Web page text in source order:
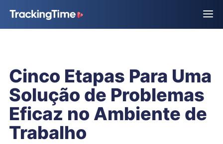
Cinco Etapas Para Uma
Solução de Problemas
Eficaz no Ambiente de
Trabalho